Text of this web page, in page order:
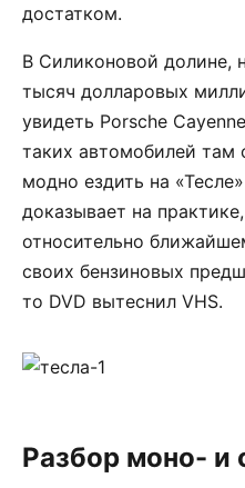
достатком.
В Силиконовой долине,
тысяч долларовых
увидеть Porsche
таких автомобилей там
модно ездить на
доказывает на
относительно
своих бензиновых
то DVD вытеснил VHS.
Разбор моно- и